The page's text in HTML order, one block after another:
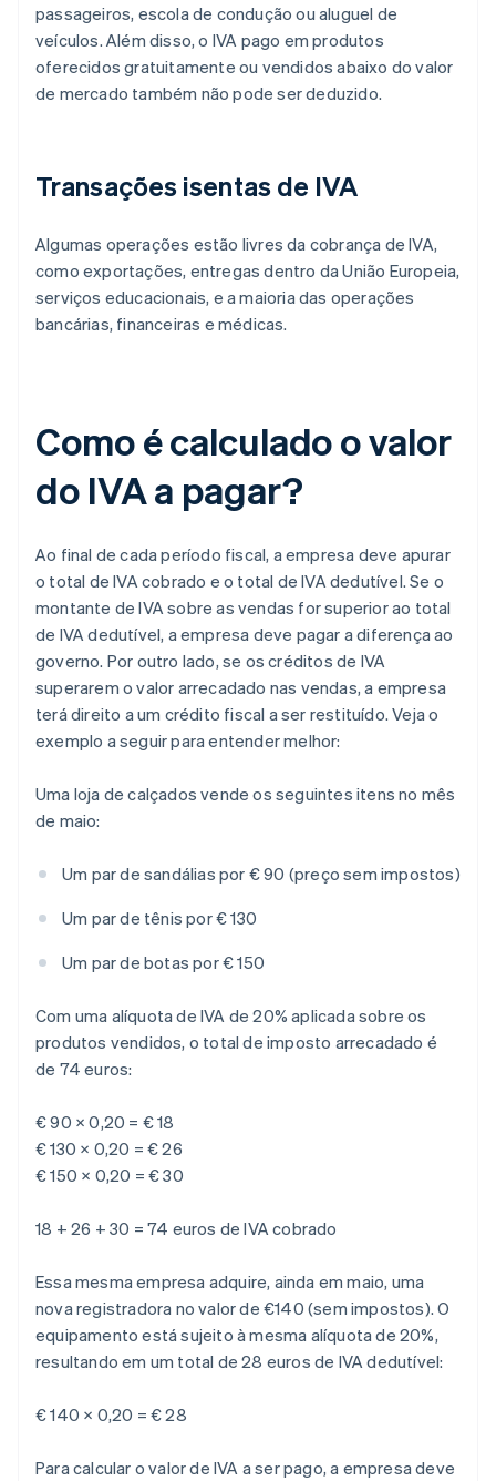
passageiros, escola de condução ou aluguel de
veículos. Além disso, o IVA pago em produtos
oferecidos gratuitamente ou vendidos abaixo do valor
de mercado também não pode ser deduzido.
Transações isentas de IVA
Algumas operações estão livres da cobrança de IVA,
como exportações, entregas dentro da União Europeia,
serviços educacionais, e a maioria das operações
bancárias, financeiras e médicas.
Como é calculado o valor
do IVA a pagar?
Ao final de cada período fiscal, a empresa deve apurar
o total de IVA cobrado e o total de IVA dedutível. Se o
montante de IVA sobre as vendas for superior ao total
de IVA dedutível, a empresa deve pagar a diferença ao
governo. Por outro lado, se os créditos de IVA
superarem o valor arrecadado nas vendas, a empresa
terá direito a um crédito fiscal a ser restituído. Veja o
exemplo a seguir para entender melhor:
Uma loja de calçados vende os seguintes itens no mês
de maio:
Um par de sandálias por € 90 (preço sem impostos)
Um par de tênis por € 130
Um par de botas por € 150
Com uma alíquota de IVA de 20% aplicada sobre os
produtos vendidos, o total de imposto arrecadado é
de 74 euros:
€ 90 × 0,20 = € 18
€ 130 × 0,20 = € 26
€ 150 × 0,20 = € 30
18 + 26 + 30 = 74 euros de IVA cobrado
Essa mesma empresa adquire, ainda em maio, uma
nova registradora no valor de €140 (sem impostos). O
equipamento está sujeito à mesma alíquota de 20%,
resultando em um total de 28 euros de IVA dedutível:
€ 140 × 0,20 = € 28
Para calcular o valor de IVA a ser pago, a empresa deve